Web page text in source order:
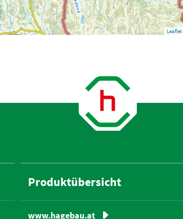
Leaflet
Produktübersicht
www.hagebau.at 